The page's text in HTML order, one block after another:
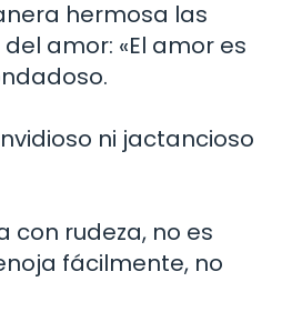
hermosa las
amor: «El amor es
ni jactancioso
con rudeza, no es
fácilmente, no